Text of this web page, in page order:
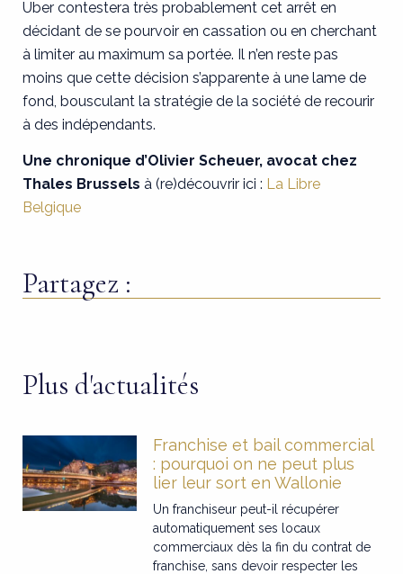
Uber contestera très probablement cet arrêt en
décidant de se pourvoir en cassation ou en cherchant
à limiter au maximum sa portée. Il n’en reste pas
moins que cette décision s’apparente à une lame de
fond, bousculant la stratégie de la société de recourir
à des indépendants.
Une chronique d’Olivier Scheuer, avocat chez
Thales Brussels à (re)découvrir ici : La Libre
Belgique
Partagez :
Plus d'actualités
Franchise et bail commercial
: pourquoi on ne peut plus
lier leur sort en Wallonie
Un franchiseur peut-il récupérer
automatiquement ses locaux
commerciaux dès la fin du contrat de
franchise, sans devoir respecter les